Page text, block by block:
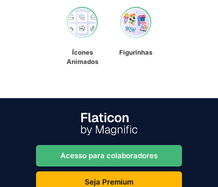
Ícones
Animados
Figurinhas
Acesso para colaboradores
Seja Premium